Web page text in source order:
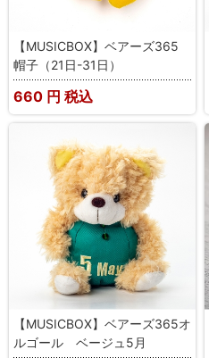
【MUSICBOX】ベアーズ365
帽子（21日-31日）
660 円 税込
【MUSICBOX】ベアーズ365オ
ルゴール ベージュ5月